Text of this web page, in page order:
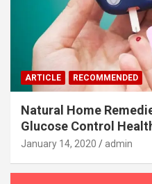
ARTICLE RECOMMENDED
Natural Home
Glucose Control
January 14, 2020 admin